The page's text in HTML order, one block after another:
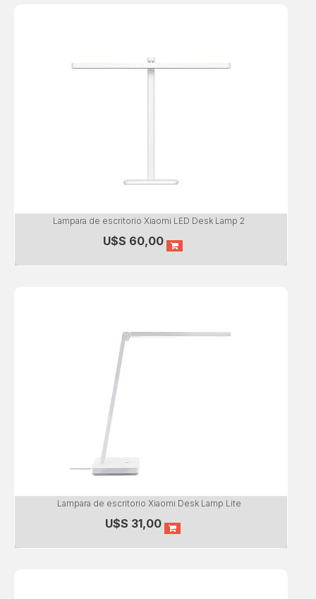
Lampara de escritorio Xiaomi LED Desk Lamp 2
U$S 60,00
Lampara de escritorio Xiaomi Desk Lamp Lite
U$S 31,00